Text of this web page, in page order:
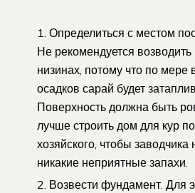
Определиться с местом
Не рекомендуется возводить
низинах, потому что по мере
осадков сарай будет
Поверхность должна быть
лучше строить дом для кур
хозяйского, чтобы заводчика
никакие неприятные запахи.
Возвести фундамент. Для